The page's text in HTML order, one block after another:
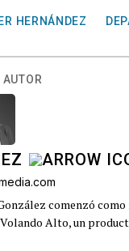
HERNÁNDEZ
AUTOR
comenzó
Alto, un